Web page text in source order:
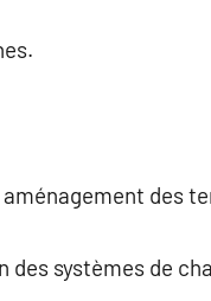
des
systèmes de